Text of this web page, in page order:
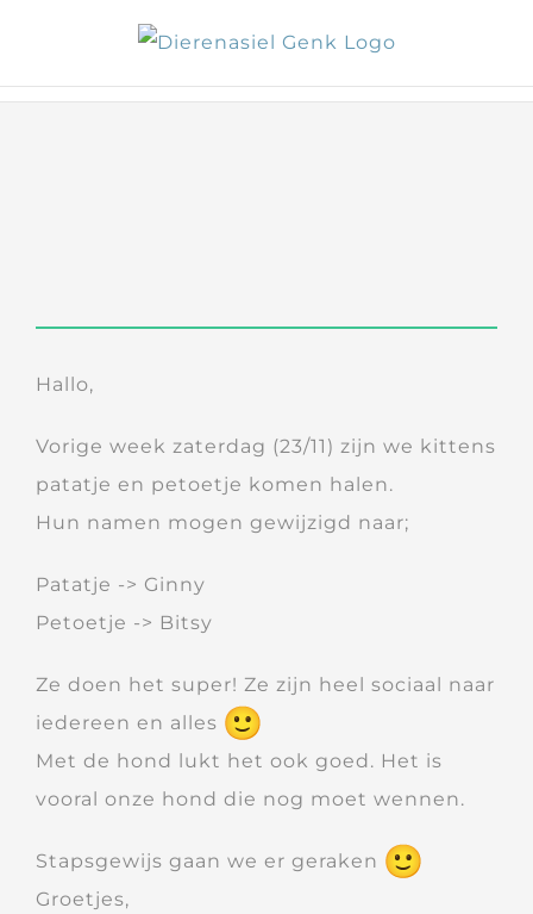
content
Hallo,
Vorige week zaterdag (23/11) zijn we kittens
patatje en petoetje komen halen.
Hun namen mogen gewijzigd naar;
Patatje -> Ginny
Petoetje -> Bitsy
Ze doen het super! Ze zijn heel sociaal naar
iedereen en alles
Met de hond lukt het ook goed. Het is
vooral onze hond die nog moet wennen.
Stapsgewijs gaan we er geraken
Groetjes,